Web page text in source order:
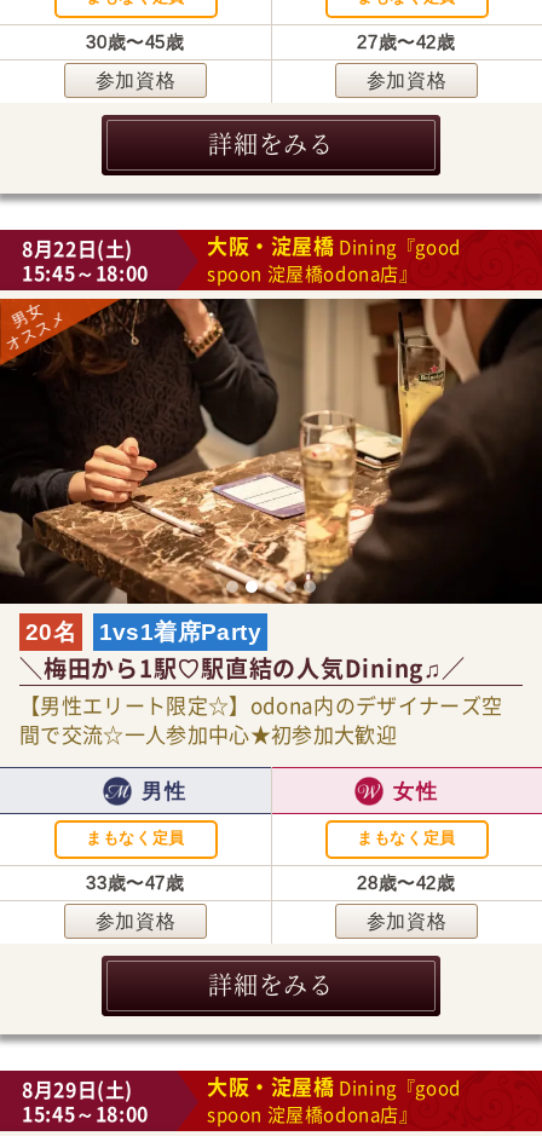
30歳〜45歳
参加資格
27歳〜42歳
参加資格
詳細をみる
8月22日(土)
15:45～18:00
大阪・淀屋橋 Dining『good
spoon 淀屋橋odona店』
20名 1vs1着席Party
＼梅田から1駅♡駅直結の人気Dining♫／
【男性エリート限定☆】odona内のデザイナーズ空
間で交流☆一人参加中心★初参加大歓迎
男性
まもなく定員
33歳〜47歳
参加資格
女性
まもなく定員
28歳〜42歳
参加資格
詳細をみる
8月29日(土)
15:45～18:00
大阪・淀屋橋 Dining『good
spoon 淀屋橋odona店』